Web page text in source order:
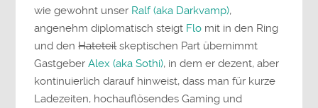
wie gewohnt unser Ralf (aka Darkvamp),
angenehm diplomatisch steigt Flo mit in den Ring
und denHateteilskeptischen Part übernimmt
GastgeberAlex (aka Sothi), in dem er dezent, aber
kontinuierlich darauf hinweist, dass man für kurze
Ladezeiten, hochauflösendes Gaming und